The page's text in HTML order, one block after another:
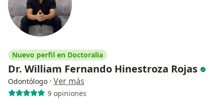
Nuevo perfil en Doctoralia
Dr. William Fernando Hinestroza Rojas
Odontólogo · Ver más
9 opiniones